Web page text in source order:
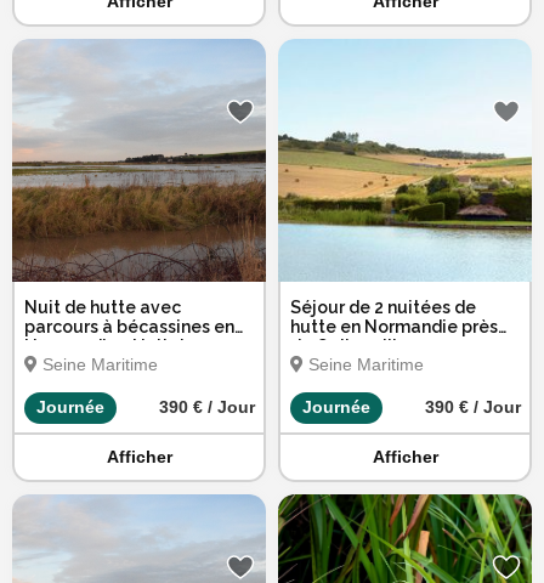
Nuit de hutte avec
parcours à bécassines en
Normandie - Nuit du
samedi
Seine Maritime
Journée 390 € / Jour
Afficher
Séjour de 2 nuitées de
hutte en Normandie près
de Quiberville
Seine Maritime
Journée 390 € / Jour
Afficher